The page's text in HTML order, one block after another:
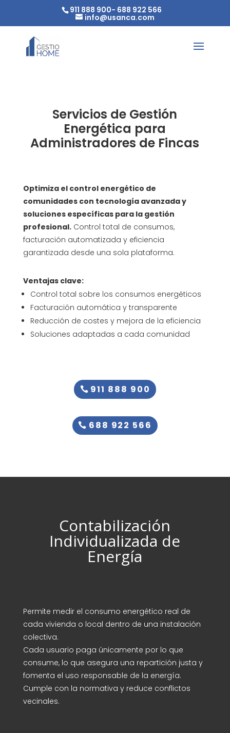
911 888 900- 688 922 566
info@usanca.com
Servicios de Gestión
Energética para
Administradores de Fincas
Optimiza el control energético de
comunidades con tecnología avanzada y
soluciones específicas para la gestión
profesional.Control total de consumos,
facturación automatizada y eficiencia
garantizada desde una sola plataforma.
Ventajas clave:
Control total sobre los consumos energéticos
Facturación automática y transparente
Reducción de costes y mejora de la eficiencia
Soluciones adaptadas a cada comunidad
911 888 900
688 922 566
Contabilización
Individualizada de
Energía
Permite medir el consumo energético real de
cada vivienda o local dentro de una instalación
colectiva.
Cada usuario paga únicamente por lo que
consume, lo que asegura una repartición justa y
fomenta el uso responsable de la energía.
Cumple con la normativa y reduce conflictos
vecinales.